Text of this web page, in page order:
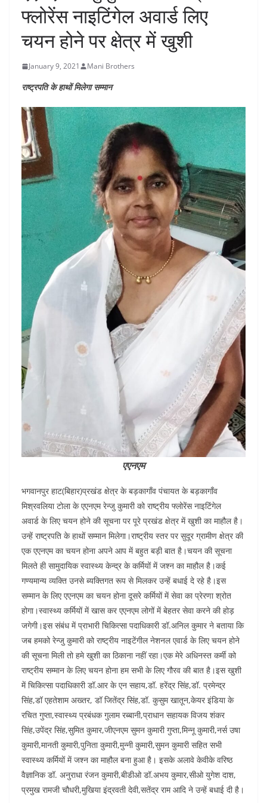
फ्लोरेंस नाइटिंगेल अवार्ड लिए
चयन होने पर क्षेत्र में खुशी
January 9, 2021 Mani Brothers
राष्ट्रपति के हाथों मिलेगा सम्मान
एएनएम
भगवानपुर हाट(बिहार)प्रखंड क्षेत्र के बड़कागाँव पंचायत के बड़कागाँव
मिश्रवलिया टोला के एएनएम रेन्जु कुमारी को राष्ट्रीय फ्लोरेंस नाइटिंगेल
अवार्ड के लिए चयन होने की सूचना पर पूरे प्रखंड क्षेत्र में खुशी का माहौल है।
उन्हें राष्ट्रपति के हाथों सम्मान मिलेगा।राष्ट्रीय स्तर पर सुदूर ग्रामीण क्षेत्र की
एक एएनएम का चयन होना अपने आप में बहुत बड़ी बात है।चयन की सूचना
मिलते ही सामुदायिक स्वास्थ्य केन्द्र के कर्मियों में जश्न का माहौल है।कई
गण्यमान्य व्यक्ति उनसे ब्यक्तिगत रूप से मिलकर उन्हें बधाई दे रहे है।इस
सम्मान के लिए एएनएम का चयन होना दूसरे कर्मियों में सेवा का प्रेरणा श्रोत
होगा।स्वास्थ्य कर्मियों में खास कर एएनएम लोगों में बेहतर सेवा करने की होड़
जगेगी।इस संबंध में प्राभारी चिकित्सा पदाधिकारी डॉ.अनिल कुमार ने बताया कि
जब हमको रेन्जु कुमारी को राष्ट्रीय नाइटेंगील नेशनल एवार्ड के लिए चयन होने
की सूचना मिली तो हमे खुशी का ठिकाना नहीं रहा।एक मेरे अधिनस्त कर्मी को
राष्ट्रीय सम्मान के लिए चयन होना हम सभी के लिए गौरव की बात है।इस खुशी
में चिकित्सा पदाधिकारी डॉ.आर के एन सहाय,डॉ. हरेंद्र सिंह,डॉ. प्रमेन्द्र
सिंह,डॉ एहतेशाम अख्तर, डॉ जितेंद्र सिंह,डॉ. कुसुम खातून,केयर इंडिया के
रचित गुप्ता,स्वास्थ्य प्रबंधक गुलाम रब्बानी,प्राधान सहायक विजय शंकर
सिंह,उपेंद्र सिंह,सुमित कुमार,जीएनएम सुमन कुमारी गुप्ता,मिन्नू कुमारी,नर्स उषा
कुमारी,मानती कुमारी,पुनिता कुमारी,मुन्नी कुमारी,सुमन कुमारी सहित सभी
स्वास्थ्य कर्मियों में जश्न का माहौल बना हुआ है। इसके अलावे केवीके वरिष्ठ
वैज्ञानिक डॉ. अनुराधा रंजन कुमारी,बीडीओ डॉ.अभय कुमार,सीओ युगेश दाश,
प्रमुख रामजी चौधरी,मुखिया इंद्रवती देवी,सतेंद्र राम आदि ने उन्हें बधाई दी है।